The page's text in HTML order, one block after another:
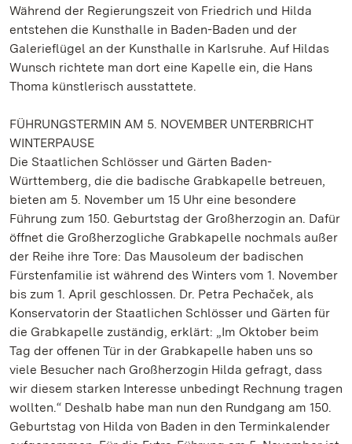
Während der Regierungszeit von Friedrich und Hilda
entstehen die Kunsthalle in Baden-Baden und der
Galerieflügel an der Kunsthalle in Karlsruhe. Auf Hildas
Wunsch richtete man dort eine Kapelle ein, die Hans
Thoma künstlerisch ausstattete.
FÜHRUNGSTERMIN AM 5. NOVEMBER UNTERBRICHT
WINTERPAUSE
Die Staatlichen Schlösser und Gärten Baden-
Württemberg, die die badische Grabkapelle betreuen,
bieten am 5. November um 15 Uhr eine besondere
Führung zum 150. Geburtstag der Großherzogin an. Dafür
öffnet die Großherzogliche Grabkapelle nochmals außer
der Reihe ihre Tore: Das Mausoleum der badischen
Fürstenfamilie ist während des Winters vom 1. November
bis zum 1. April geschlossen. Dr. Petra Pechaček, als
Konservatorin der Staatlichen Schlösser und Gärten für
die Grabkapelle zuständig, erklärt: „Im Oktober beim
Tag der offenen Tür in der Grabkapelle haben uns so
viele Besucher nach Großherzogin Hilda gefragt, dass
wir diesem starken Interesse unbedingt Rechnung tragen
wollten.“ Deshalb habe man nun den Rundgang am 150.
Geburtstag von Hilda von Baden in den Terminkalender